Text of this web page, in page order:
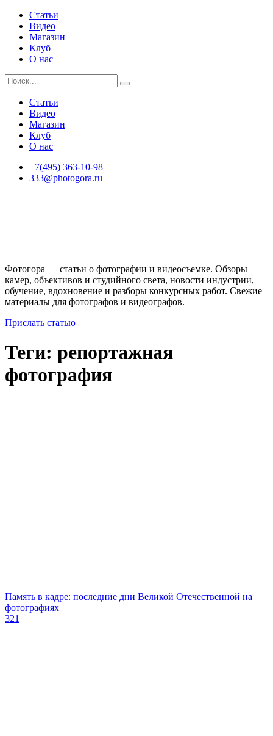
Статьи
Видео
Магазин
Клуб
О нас
Статьи
Видео
Магазин
Клуб
О нас
+7(495) 363-10-98
333@photogora.ru
Фотогора — статьи о фотографии и видеосъемке. Обзоры
камер, объективов и студийного света, новости индустрии,
обучение, вдохновение и разборы конкурсных работ. Свежие
материалы для фотографов и видеографов.
Прислать статью
Теги: репортажная
фотография
Память в кадре: последние дни Великой Отечественной на
фотографиях
321